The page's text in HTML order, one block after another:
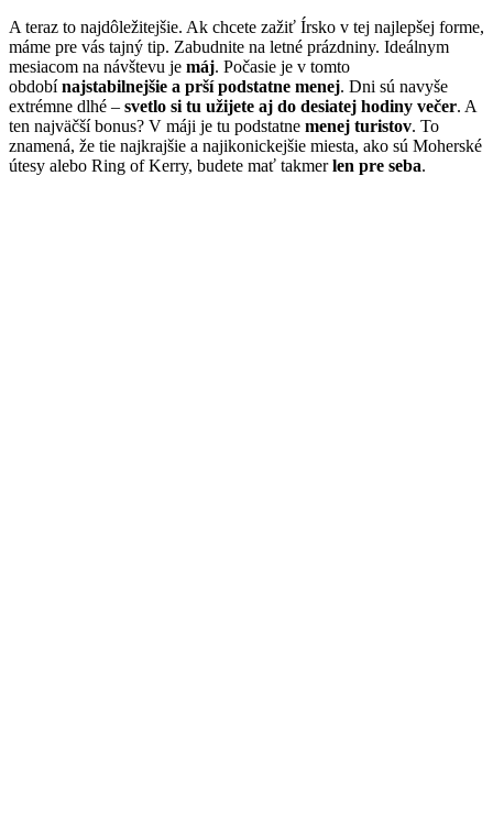
A teraz to najdôležitejšie. Ak chcete zažiť Írsko v tej najlepšej forme,
máme pre vás tajný tip. Zabudnite na letné prázdniny. Ideálnym
mesiacom na návštevu je máj. Počasie je v tomto
obdobínajstabilnejšie a prší podstatne menej. Dni sú navyše
extrémne dlhé – svetlo si tu užijete aj do desiatej hodiny večer. A
ten najväčší bonus? V máji je tu podstatne menej turistov. To
znamená, že tie najkrajšie a najikonickejšie miesta, ako sú Moherské
útesy alebo Ring of Kerry, budete mať takmerlen pre seba.